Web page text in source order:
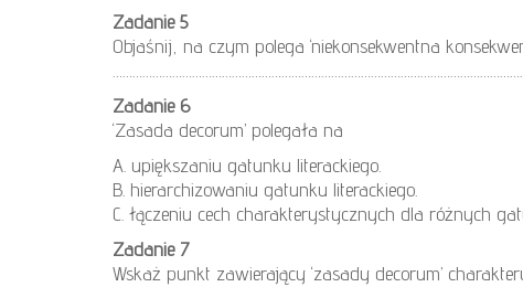
Zadanie 5
Objaśnij, na czym polega ‘niekonsekwentna
Zadanie 6
‘Zasada decorum’ polegała na
A. upiększaniu gatunku literackiego.
B. hierarchizowaniu gatunku literackiego.
C. łączeniu cech charakterystycznych dla różnych
Zadanie 7
Wskaż punkt zawierający ‘zasady decorum’